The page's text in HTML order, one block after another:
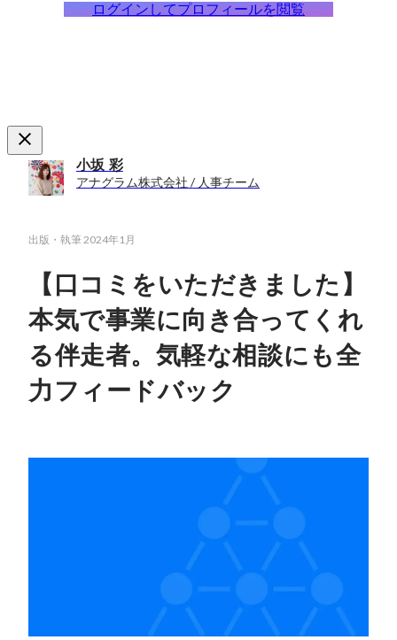
ログインしてプロフィールを閲覧
小坂 彩
アナグラム株式会社 / 人事チーム
出版・執筆 2024年1月
【口コミをいただきました】
本気で事業に向き合ってくれ
る伴走者。気軽な相談にも全
力フィードバック